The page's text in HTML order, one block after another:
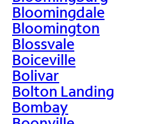
Bloomingdale
Bloomington
Blossvale
Boiceville
Bolivar
Bolton Landing
Bombay